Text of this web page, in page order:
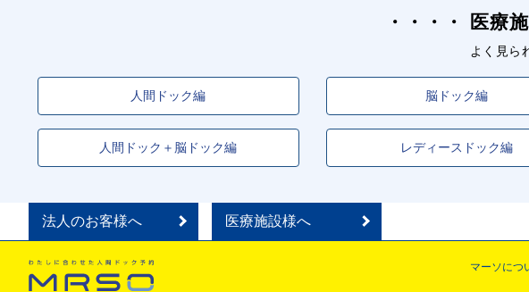
医療
よく見ら
人間ドック編 脳ドック編
人間ドック＋脳ドック編 レディースドック編
法人のお客様へ 医療施設様へ
マーソにつ